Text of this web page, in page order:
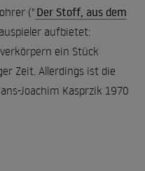
(" Der Stoff, aus dem
aufbietet:
ein Stück
Zeit. Allerdings ist die
Joachim Kasprzik 1970